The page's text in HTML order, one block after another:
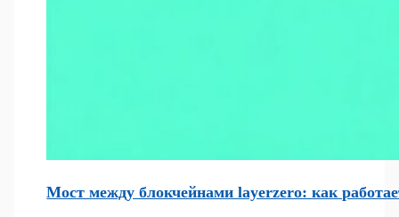
Мост между блокчейнами layerzero: как